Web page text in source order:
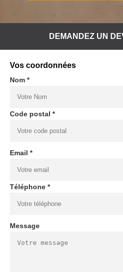
DEMANDEZ UN
Vos coordonnées
Nom *
Code postal *
Email *
Téléphone *
Message